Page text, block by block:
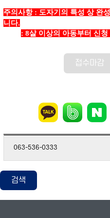
주의사항 : 도자기의 특성 상 완
니다.
: 8살 이상의 아동부터 신청
접수마감
063-536-0333
검색